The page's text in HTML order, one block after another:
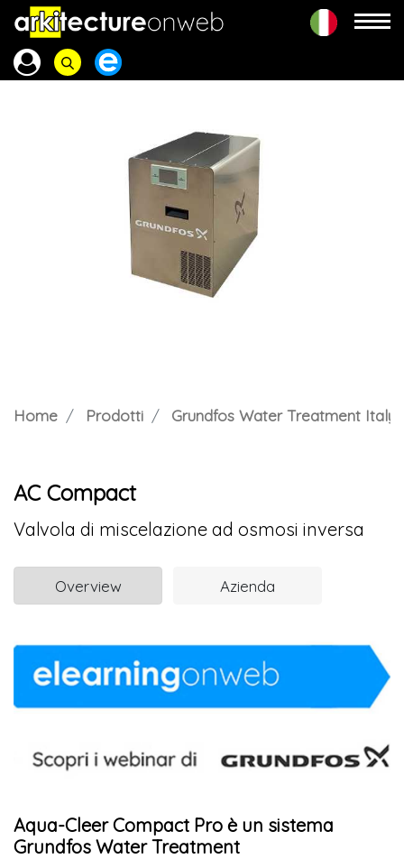
Home Prodotti Grundfos Water Treatment Italy
AC Compact
Valvola di miscelazione ad osmosi inversa
Overview Azienda
Aqua-Cleer Compact Pro è un sistema
Grundfos Water Treatment